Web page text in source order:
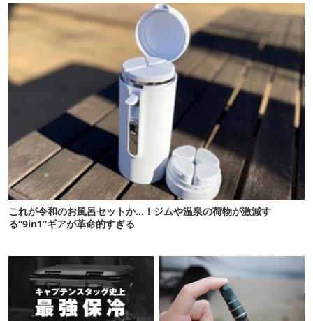
これが令和のお風呂セットか…！ジムや温泉の荷物が激減す
る“9in1”ギアが革命的すぎる